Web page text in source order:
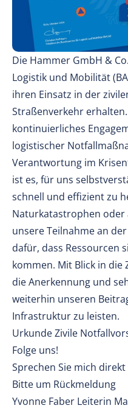
Die Hammer GmbH &
Logistik und Mobilität
ihren Einsatz in der
Straßenverkehr
kontinuierliches
logistischer
Verantwortung im
ist es, für uns
schnell und effizient zu
Naturkatastrophen
unsere Teilnahme an
dafür, dass Ressourcen
kommen. Mit Blick in
die Anerkennung und
weiterhin unseren
Infrastruktur zu leisten.
Urkunde Zivile
Folge uns!
Sprechen Sie mich
Bitte um Rückmeldung
Yvonne Faber Leiterin